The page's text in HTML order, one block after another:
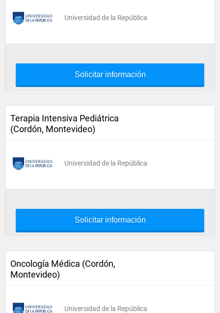
Universidad de la República
Solicitar información
Terapia Intensiva Pediátrica
(Cordón, Montevideo)
Universidad de la República
Solicitar información
Oncología Médica (Cordón,
Montevideo)
Universidad de la República